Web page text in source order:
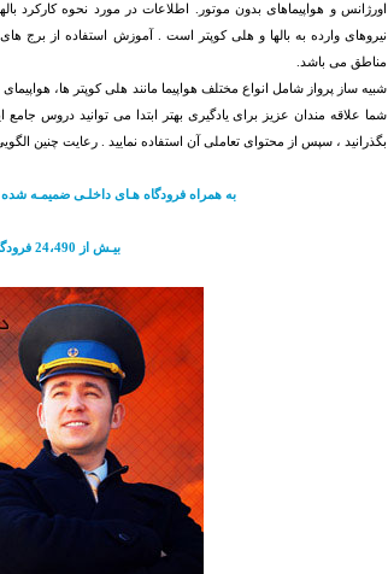
اورژانس و هواپیماهای بدون موتور. اطلاعات در مورد نحوه کارکرد
نیروهای وارده به بالها و هلی کوپتر است . آموزش استفاده از برج
مناطق می باشد.
شبیه ساز پرواز شامل انواع مختلف هواپیما مانند هلی کوپتر ها،
شما علاقه مندان عزیز برای یادگیری بهتر ابتدا می توانید دروس
بگذرانید ، سپس از محتوای تعاملی آن استفاده نمایید . رعایت چنین
به همراه فرودگاه هـای داخلـی ضمیمـه شده
بیـش از 24،490 فرودگـاه از 223 کشـور جهـان و 110 فرودگاه ایـران ...